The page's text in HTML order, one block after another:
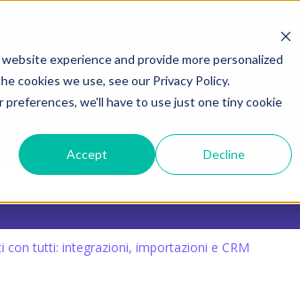
experience and provide more personalized
cookies we use, see our Privacy Policy.
we'll have to use just one tiny cookie
Accept Decline
è vuoto.
con tutti: integrazioni, importazioni e CRM